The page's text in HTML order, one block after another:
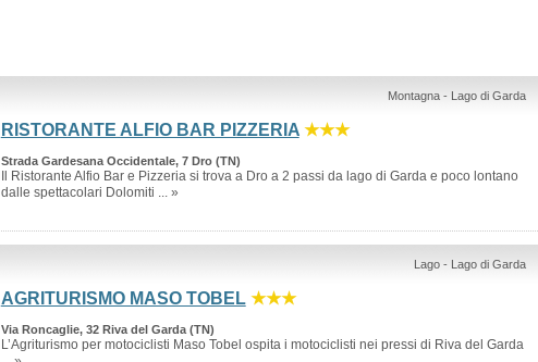
Montagna - Lago di Garda
RISTORANTE ALFIO BAR PIZZERIA ★★★
Strada Gardesana Occidentale, 7 Dro (TN)
Il Ristorante Alfio Bar e Pizzeria si trova a Dro a 2 passi da lago di Garda e poco lontano
dalle spettacolari Dolomiti ... »
Lago - Lago di Garda
AGRITURISMO MASO TOBEL ★★★
Via Roncaglie, 32 Riva del Garda (TN)
L’Agriturismo per motociclisti Maso Tobel ospita i motociclisti nei pressi di Riva del Garda